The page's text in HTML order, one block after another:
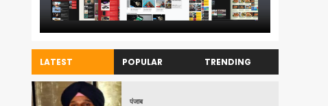
LATEST POPULAR TRENDING
पंजाब